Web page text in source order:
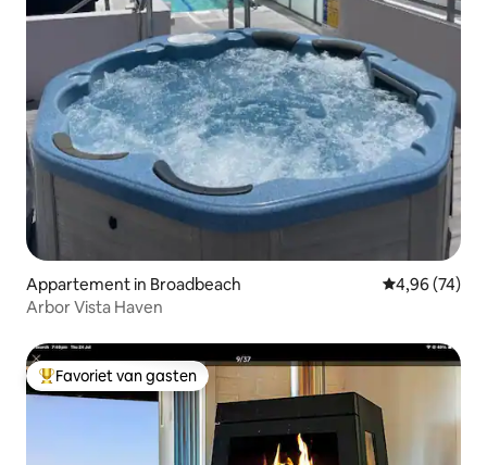
Appartement in Broadbeach Gemiddelde
4,96 (74)
Arbor Vista Haven
Topfavoriet van gasten
Favoriet van gasten